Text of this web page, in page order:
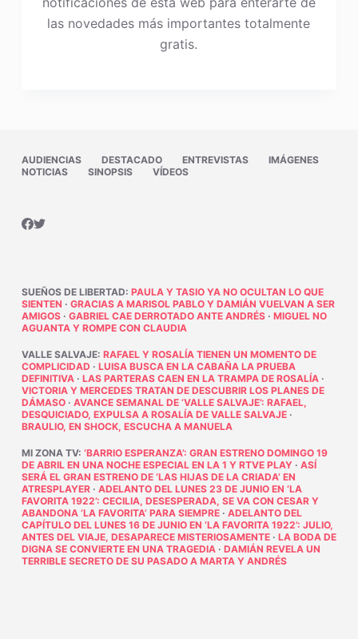
las novedades más importantes totalmente
gratis.
AUDIENCIAS DESTACADO ENTREVISTAS
IMÁGENES
NOTICIAS
SINOPSIS VÍDEOS
SUEÑOS DE LIBERTAD: PAULA Y TASIO YA NO OCULTAN LO QUE
SIENTEN · GRACIAS A MARISOL PABLO Y DAMIÁN VUELVAN A SER
AMIGOS· GABRIEL CAE DERROTADO ANTE ANDRÉS· MIGUEL NO
AGUANTA Y ROMPE CON CLAUDIA
VALLE SALVAJE: RAFAEL Y ROSALÍA TIENEN UN MOMENTO DE
COMPLICIDAD · LUISA BUSCA EN LA CABAÑA LA PRUEBA
DEFINITIVA· LAS PARTERAS CAEN EN LA TRAMPA DE ROSALÍA·
VICTORIA Y MERCEDES TRATAN DE DESCUBRIR LOS PLANES DE
DÁMASO· AVANCE SEMANAL DE ‘VALLE SALVAJE’: RAFAEL,
DESQUICIADO, EXPULSA A ROSALÍA DE VALLE SALVAJE·
BRAULIO, EN SHOCK, ESCUCHA A MANUELA
MI ZONA TV: ‘BARRIO ESPERANZA’: GRAN ESTRENO DOMINGO 19
DE ABRIL EN UNA NOCHE ESPECIAL EN LA 1 Y RTVE PLAY· ASÍ
SERÁ EL GRAN ESTRENO DE ‘LAS HIJAS DE LA CRIADA’ EN
ATRESPLAYER· ADELANTO DEL LUNES 23 DE JUNIO EN ‘LA
FAVORITA 1922’: CECILIA, DESESPERADA, SE VA CON CESAR Y
ABANDONA ‘LA FAVORITA’ PARA SIEMPRE· ADELANTO DEL
CAPÍTULO DEL LUNES 16 DE JUNIO EN ‘LA FAVORITA 1922’: JULIO,
ANTES DEL VIAJE, DESAPARECE MISTERIOSAMENTE· LA BODA DE
DIGNA SE CONVIERTE EN UNA TRAGEDIA· DAMIÁN REVELA UN
TERRIBLE SECRETO DE SU PASADO A MARTA Y ANDRÉS